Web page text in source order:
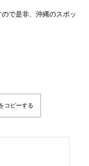
で是非、沖縄のスポッ
コピーする